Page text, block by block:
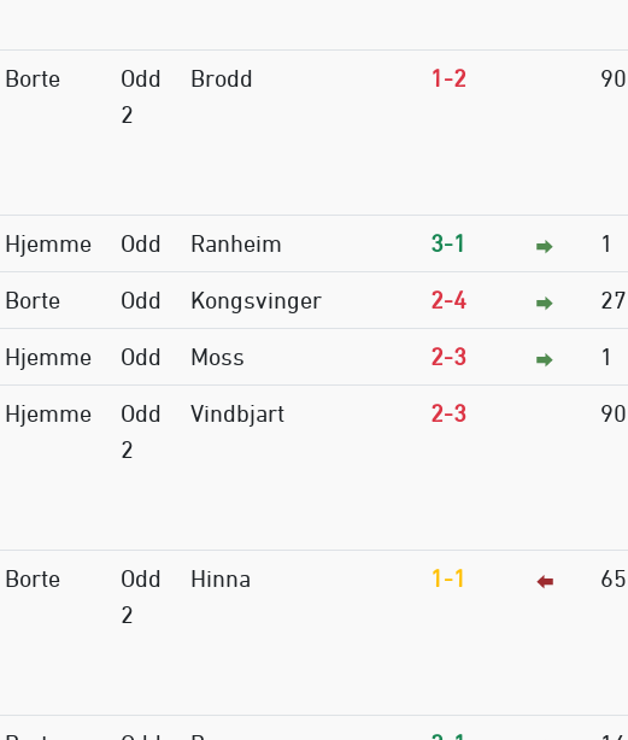
Borte
Odd
2
Brodd 1-2 90
Hjemme Odd Ranheim 3-1 1
Borte Odd Kongsvinger 2-4 27
Hjemme Odd Moss 2-3 1
Hjemme
Odd
2
Vindbjart 2-3 90
Borte
Odd
2
Hinna 1-1 65